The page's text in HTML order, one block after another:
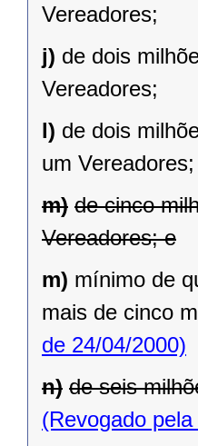
Vereadores;
j) de dois
Vereadores;
l) de dois
um Vereadores;
m) de cinco
Vereadores; e
m) mínimo de
mais de cinco
de 24/04/2000)
n) de seis
(Revogado